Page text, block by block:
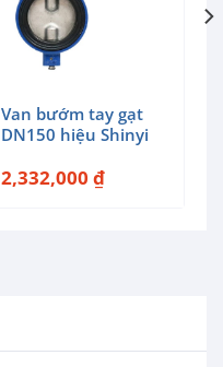
Van bướm tay gạt
DN150 hiệu Shinyi
2,332,000 ₫